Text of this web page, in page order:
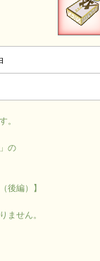
。
の
後編）】
ません。